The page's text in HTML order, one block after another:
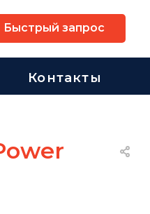
Быстрый запрос
Контакты